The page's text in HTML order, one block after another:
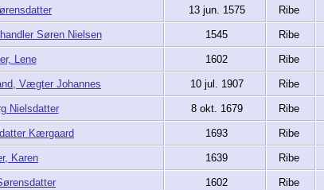
13 jun. 1575 Ribe
Søren Nielsen 1545 Ribe
Lene 1602 Ribe
Vægter Johannes 10 jul. 1907 Ribe
Nielsdatter 8 okt. 1679 Ribe
Kærgaard 1693 Ribe
Karen 1639 Ribe
1602 Ribe